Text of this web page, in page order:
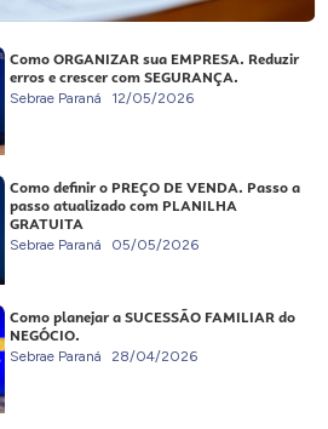
Como ORGANIZAR sua EMPRESA. Reduzir
erros e crescer com SEGURANÇA.
Sebrae Paraná 12/05/2026
Como definir o PREÇO DE VENDA. Passo a
passo atualizado com PLANILHA
GRATUITA
Sebrae Paraná 05/05/2026
Como planejar a SUCESSÃO FAMILIAR do
NEGÓCIO.
Sebrae Paraná 28/04/2026